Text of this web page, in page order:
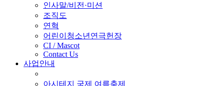
인사말/비전·미션
조직도
연혁
어린이청소년연극헌장
CI / Mascot
Contact Us
사업안내
아시테지 국제 여름축제